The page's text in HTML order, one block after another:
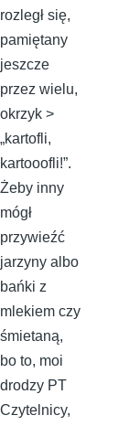
rozległ się,
pamiętany
jeszcze
przez wielu,
okrzyk >
„kartofli,
kartooofli!”.
Żeby inny
mógł
przywieźć
jarzyny albo
bańki z
mlekiem czy
śmietaną,
bo to, moi
drodzy PT
Czytelnicy,